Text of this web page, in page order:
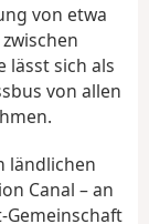
i
o
von etwa
lässt sich als
von allen
ländlichen
Canal – an